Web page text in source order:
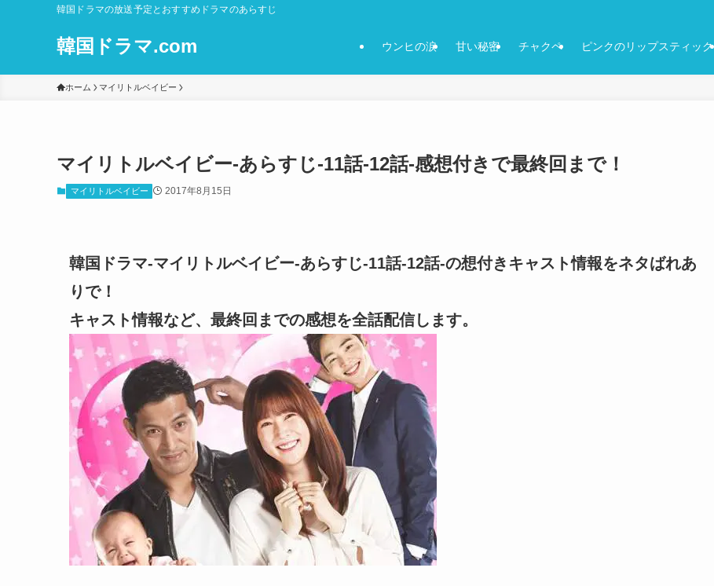
韓国ドラマの放送予定とおすすめドラマのあらすじ
韓国ドラマ.com ウンヒの涙 甘い秘密 チャクペ ピンクのリップスティック
ホーム マイリトルベイビー
マイリトルベイビー-あらすじ-11話-12話-感想付きで最終回まで！
マイリトルベイビー 2017年8月15日
韓国ドラマ-マイリトルベイビー-あらすじ-11話-12話-の想付きキャスト情報をネタばれあ
りで！
キャスト情報など、最終回までの感想を全話配信します。